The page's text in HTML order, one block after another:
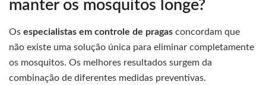
manter os mosquitos longe?
Os especialistas em controle de pragas concordam que
não existe uma solução única para eliminar completamente
os mosquitos. Os melhores resultados surgem da
combinação de diferentes medidas preventivas.